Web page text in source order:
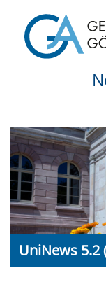
UniNews 5.2